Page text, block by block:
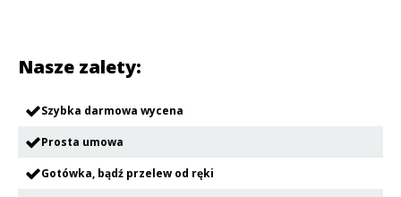
Nasze zalety:
Szybka darmowa wycena
Prosta umowa
Gotówka, bądź przelew od ręki